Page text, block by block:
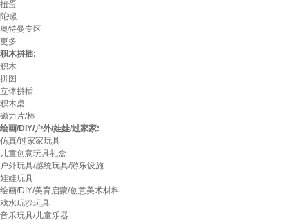
扭蛋
陀螺
奥特曼专区
更多
积木拼插:
积木
拼图
立体拼插
积木桌
磁力片/棒
绘画/DIY/户外/娃娃/过家家:
仿真/过家家玩具
儿童创意玩具礼盒
户外玩具/感统玩具/游乐设施
娃娃玩具
绘画/DIY/美育启蒙/创意美术材料
戏水玩沙玩具
音乐玩具/儿童乐器